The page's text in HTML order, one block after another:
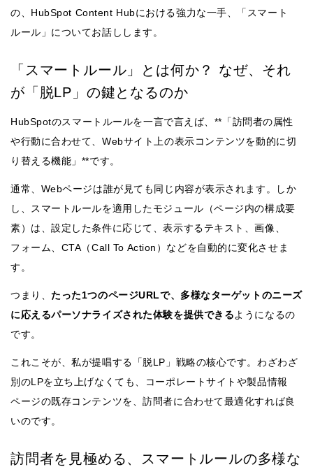
の、HubSpot Content Hubにおける強力な一手、「スマート
ルール」についてお話しします。
「スマートルール」とは何か？ なぜ、それ
が「脱LP」の鍵となるのか
HubSpotのスマートルールを一言で言えば、**「訪問者の属性
や行動に合わせて、Webサイト上の表示コンテンツを動的に切
り替える機能」**です。
通常、Webページは誰が見ても同じ内容が表示されます。しか
し、スマートルールを適用したモジュール（ページ内の構成要
素）は、設定した条件に応じて、表示するテキスト、画像、
フォーム、CTA（Call To Action）などを自動的に変化させま
す。
つまり、たった1つのページURLで、多様なターゲットのニーズ
に応えるパーソナライズされた体験を提供できるようになるの
です。
これこそが、私が提唱する「脱LP」戦略の核心です。わざわざ
別のLPを立ち上げなくても、コーポレートサイトや製品情報
ページの既存コンテンツを、訪問者に合わせて最適化すれば良
いのです。
訪問者を見極める、スマートルールの多様な